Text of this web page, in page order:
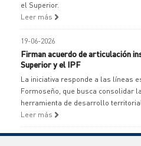
el Superior.
Leer más
19-06-2026
Firman acuerdo de articulación
Superior y el IPF
La iniciativa responde a las líneas
Formoseño, que busca consolidar
herramienta de desarrollo
Leer más